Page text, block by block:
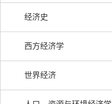
经济史
西方经济学
世界经济